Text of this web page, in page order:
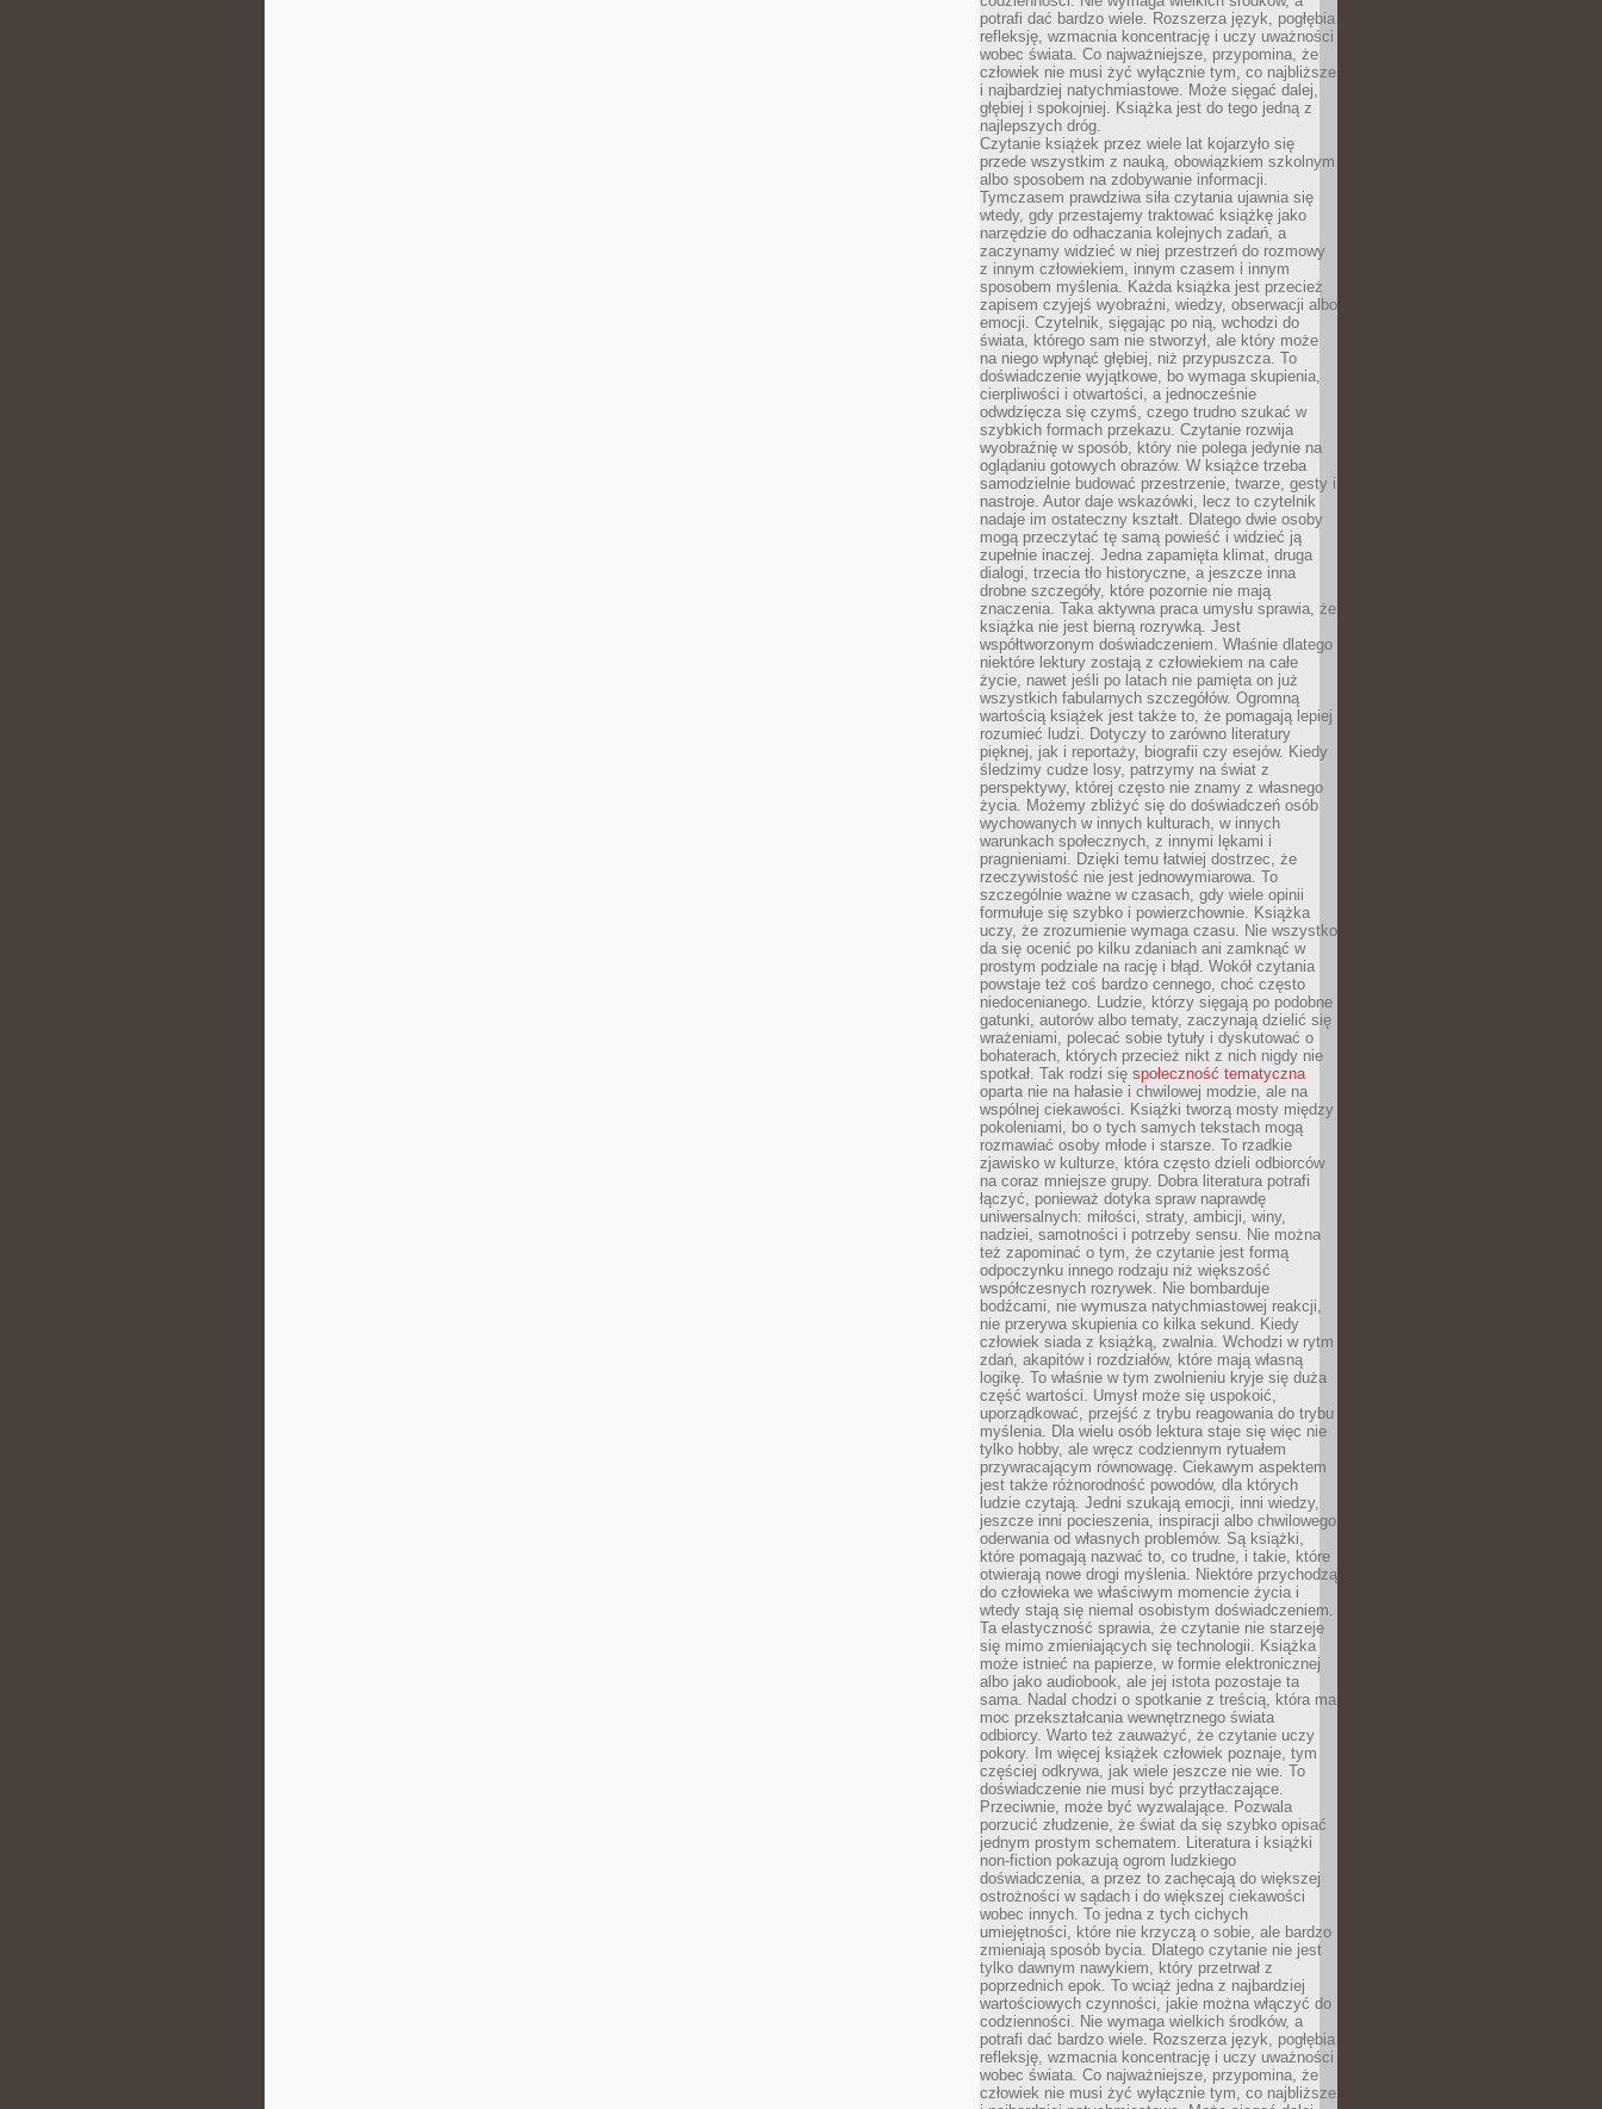
potrafi dać bardzo wiele. Rozszerza język, pogłębia
refleksję, wzmacnia koncentrację i uczy uważności
wobec świata. Co najważniejsze, przypomina, że
człowiek nie musi żyć wyłącznie tym, co najbliższe
i najbardziej natychmiastowe. Może sięgać dalej,
głębiej i spokojniej. Książka jest do tego jedną z
najlepszych dróg.
Czytanie książek przez wiele lat kojarzyło się
przede wszystkim z nauką, obowiązkiem szkolnym
albo sposobem na zdobywanie informacji.
Tymczasem prawdziwa siła czytania ujawnia się
wtedy, gdy przestajemy traktować książkę jako
narzędzie do odhaczania kolejnych zadań, a
zaczynamy widzieć w niej przestrzeń do rozmowy
z innym człowiekiem, innym czasem i innym
sposobem myślenia. Każda książka jest przecież
zapisem czyjejś wyobraźni, wiedzy, obserwacji albo
emocji. Czytelnik, sięgając po nią, wchodzi do
świata, którego sam nie stworzył, ale który może
na niego wpłynąć głębiej, niż przypuszcza. To
doświadczenie wyjątkowe, bo wymaga skupienia,
cierpliwości i otwartości, a jednocześnie
odwdzięcza się czymś, czego trudno szukać w
szybkich formach przekazu. Czytanie rozwija
wyobraźnię w sposób, który nie polega jedynie na
oglądaniu gotowych obrazów. W książce trzeba
samodzielnie budować przestrzenie, twarze, gesty i
nastroje. Autor daje wskazówki, lecz to czytelnik
nadaje im ostateczny kształt. Dlatego dwie osoby
mogą przeczytać tę samą powieść i widzieć ją
zupełnie inaczej. Jedna zapamięta klimat, druga
dialogi, trzecia tło historyczne, a jeszcze inna
drobne szczegóły, które pozornie nie mają
znaczenia. Taka aktywna praca umysłu sprawia, że
książka nie jest bierną rozrywką. Jest
współtworzonym doświadczeniem. Właśnie dlatego
niektóre lektury zostają z człowiekiem na całe
życie, nawet jeśli po latach nie pamięta on już
wszystkich fabularnych szczegółów. Ogromną
wartością książek jest także to, że pomagają lepiej
rozumieć ludzi. Dotyczy to zarówno literatury
pięknej, jak i reportaży, biografii czy esejów. Kiedy
śledzimy cudze losy, patrzymy na świat z
perspektywy, której często nie znamy z własnego
życia. Możemy zbliżyć się do doświadczeń osób
wychowanych w innych kulturach, w innych
warunkach społecznych, z innymi lękami i
pragnieniami. Dzięki temu łatwiej dostrzec, że
rzeczywistość nie jest jednowymiarowa. To
szczególnie ważne w czasach, gdy wiele opinii
formułuje się szybko i powierzchownie. Książka
uczy, że zrozumienie wymaga czasu. Nie wszystko
da się ocenić po kilku zdaniach ani zamknąć w
prostym podziale na rację i błąd. Wokół czytania
powstaje też coś bardzo cennego, choć często
niedocenianego. Ludzie, którzy sięgają po podobne
gatunki, autorów albo tematy, zaczynają dzielić się
wrażeniami, polecać sobie tytuły i dyskutować o
bohaterach, których przecież nikt z nich nigdy nie
spotkał. Tak rodzi się społeczność tematyczna
oparta nie na hałasie i chwilowej modzie, ale na
wspólnej ciekawości. Książki tworzą mosty między
pokoleniami, bo o tych samych tekstach mogą
rozmawiać osoby młode i starsze. To rzadkie
zjawisko w kulturze, która często dzieli odbiorców
na coraz mniejsze grupy. Dobra literatura potrafi
łączyć, ponieważ dotyka spraw naprawdę
uniwersalnych: miłości, straty, ambicji, winy,
nadziei, samotności i potrzeby sensu. Nie można
też zapominać o tym, że czytanie jest formą
odpoczynku innego rodzaju niż większość
współczesnych rozrywek. Nie bombarduje
bodźcami, nie wymusza natychmiastowej reakcji,
nie przerywa skupienia co kilka sekund. Kiedy
człowiek siada z książką, zwalnia. Wchodzi w rytm
zdań, akapitów i rozdziałów, które mają własną
logikę. To właśnie w tym zwolnieniu kryje się duża
część wartości. Umysł może się uspokoić,
uporządkować, przejść z trybu reagowania do trybu
myślenia. Dla wielu osób lektura staje się więc nie
tylko hobby, ale wręcz codziennym rytuałem
przywracającym równowagę. Ciekawym aspektem
jest także różnorodność powodów, dla których
ludzie czytają. Jedni szukają emocji, inni wiedzy,
jeszcze inni pocieszenia, inspiracji albo chwilowego
oderwania od własnych problemów. Są książki,
które pomagają nazwać to, co trudne, i takie, które
otwierają nowe drogi myślenia. Niektóre przychodzą
do człowieka we właściwym momencie życia i
wtedy stają się niemal osobistym doświadczeniem.
Ta elastyczność sprawia, że czytanie nie starzeje
się mimo zmieniających się technologii. Książka
może istnieć na papierze, w formie elektronicznej
albo jako audiobook, ale jej istota pozostaje ta
sama. Nadal chodzi o spotkanie z treścią, która ma
moc przekształcania wewnętrznego świata
odbiorcy. Warto też zauważyć, że czytanie uczy
pokory. Im więcej książek człowiek poznaje, tym
częściej odkrywa, jak wiele jeszcze nie wie. To
doświadczenie nie musi być przytłaczające.
Przeciwnie, może być wyzwalające. Pozwala
porzucić złudzenie, że świat da się szybko opisać
jednym prostym schematem. Literatura i książki
non-fiction pokazują ogrom ludzkiego
doświadczenia, a przez to zachęcają do większej
ostrożności w sądach i do większej ciekawości
wobec innych. To jedna z tych cichych
umiejętności, które nie krzyczą o sobie, ale bardzo
zmieniają sposób bycia. Dlatego czytanie nie jest
tylko dawnym nawykiem, który przetrwał z
poprzednich epok. To wciąż jedna z najbardziej
wartościowych czynności, jakie można włączyć do
codzienności. Nie wymaga wielkich środków, a
potrafi dać bardzo wiele. Rozszerza język, pogłębia
refleksję, wzmacnia koncentrację i uczy uważności
wobec świata. Co najważniejsze, przypomina, że
człowiek nie musi żyć wyłącznie tym, co najbliższe